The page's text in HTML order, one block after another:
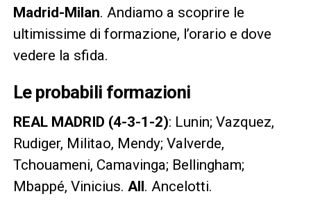
Madrid-Milan. Andiamo a scoprire le
ultimissime di formazione, l’orario e dove
vedere la sfida.
Le probabili formazioni
REAL MADRID (4-3-1-2): Lunin; Vazquez,
Rudiger, Militao, Mendy; Valverde,
Tchouameni, Camavinga; Bellingham;
Mbappé, Vinicius. All. Ancelotti.